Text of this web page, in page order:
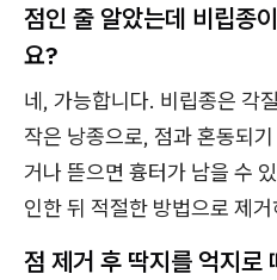
점인 줄 알았는데 비립종
요?
네, 가능합니다. 비립종은 각
작은 낭종으로, 점과 혼동되
거나 뜯으면 흉터가 남을 수
인한 뒤 적절한 방법으로 제
점 제거 후 딱지를 억지로